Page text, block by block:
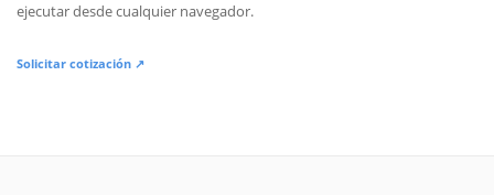
ejecutar desde cualquier navegador.
Solicitar cotización ↗